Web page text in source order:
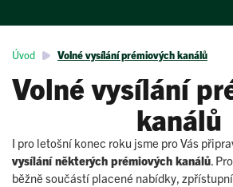
Úvod Volné vysílání prémiových kanálů
Volné vysílání
kanálů
I pro letošní konec roku jsme pro Vás
vysílání některých prémiových kanálů.
běžně součástí placené nabídky,